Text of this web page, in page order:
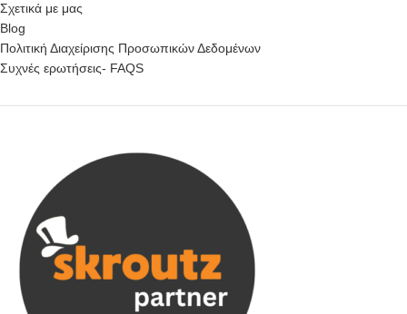
Σχετικά με μας
Blog
Πολιτική Διαχείρισης Προσωπικών Δεδομένων
Συχνές ερωτήσεις- FAQS